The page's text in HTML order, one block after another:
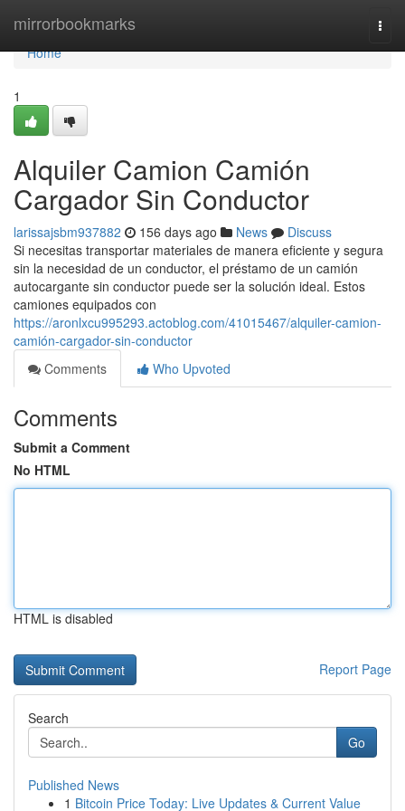
mirrorbookmarks
Home
Home
1
Alquiler Camion Camión
Cargador Sin Conductor
larissajsbm937882 156 days ago News
Discuss
Si necesitas transportar materiales de manera eficiente y segura
sin la necesidad de un conductor, el préstamo de un camión
autocargante sin conductor puede ser la solución ideal. Estos
camiones equipados con
https://aronlxcu995293.actoblog.com/41015467/alquiler-camion-
camión-cargador-sin-conductor
Comments
Who Upvoted
Comments
Submit a Comment
No HTML
HTML is disabled
Report Page
Search
Go
Published News
1 Bitcoin Price Today: Live Updates & Current Value